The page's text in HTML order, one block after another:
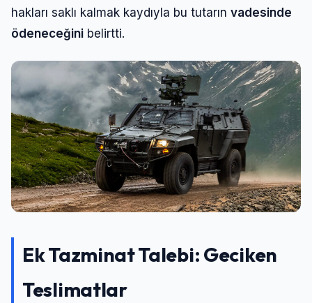
hakları saklı kalmak kaydıyla bu tutarın vadesinde
ödeneceğini belirtti.
Ek Tazminat Talebi: Geciken
Teslimatlar